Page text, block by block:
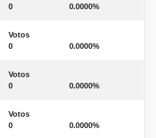
0
0.0000%
Votos
0
0.0000%
Votos
0
0.0000%
Votos
0
0.0000%